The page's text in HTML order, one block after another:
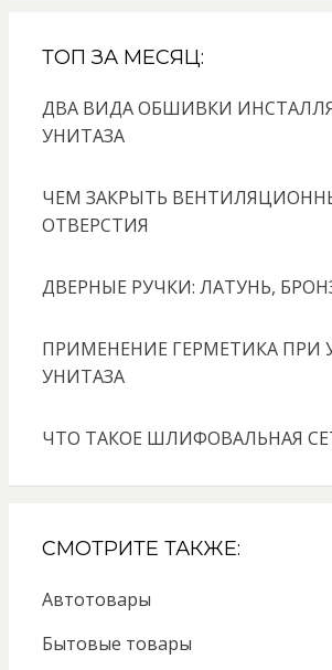
ТОП ЗА МЕСЯЦ:
ДВА ВИДА ОБШИВКИ
УНИТАЗА
ЧЕМ ЗАКРЫТЬ
ОТВЕРСТИЯ
ДВЕРНЫЕ РУЧКИ: ЛАТУНЬ,
ПРИМЕНЕНИЕ ГЕРМЕТИКА ПРИ
УНИТАЗА
ЧТО ТАКОЕ ШЛИФОВАЛЬНАЯ
СМОТРИТЕ ТАКЖЕ:
Автотовары
Бытовые товары